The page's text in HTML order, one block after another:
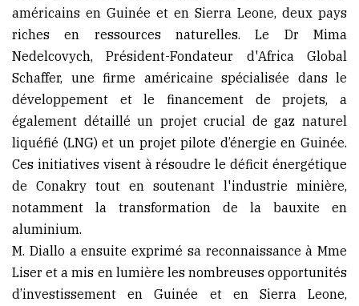
américains en Guinée et en Sierra Leone, deux pays
riches en ressources naturelles. Le Dr Mima
Nedelcovych, Président-Fondateur d'Africa Global
Schaffer, une firme américaine spécialisée dans le
développement et le financement de projets, a
également détaillé un projet crucial de gaz naturel
liquéfié (LNG) et un projet pilote d’énergie en Guinée.
Ces initiatives visent à résoudre le déficit énergétique
de Conakry tout en soutenant l'industrie minière,
notamment la transformation de la bauxite en
aluminium.
M. Diallo a ensuite exprimé sa reconnaissance à Mme
Liser et a mis en lumière les nombreuses opportunités
d’investissement en Guinée et en Sierra Leone,